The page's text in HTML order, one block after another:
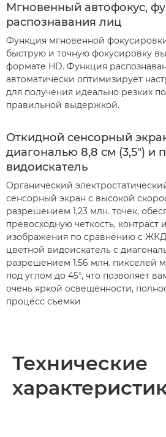
Мгновенный автофокус,
распознавания лиц
Функция мгновенной
быструю и точную фокусировку
формате HD. Функция
автоматически оптимизирует
для получения идеально резких
правильной выдержкой.
Откидной сенсорный
диагональю 8,8 см (3,5") и
видоискатель
Органический
сенсорный экран с высокой
разрешением 1,23 млн. точек,
превосходную четкость, контраст
изображения по сравнению с
цветной видоискатель с
разрешением 1,56 млн. пикселей
под углом до 45°, что позволяет
очень яркой освещённости,
процесс съемки
Технические